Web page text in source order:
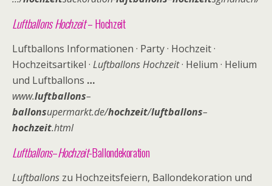
Luftballons Hochzeit– Hochzeit
Luftballons Informationen · Party · Hochzeit ·
Hochzeitsartikel · Luftballons Hochzeit· Helium · Helium
und Luftballons …
www.luftballons–
ballonsupermarkt.de/hochzeit/luftballons–
hochzeit.html
Luftballons–Hochzeit-Ballondekoration
Luftballons zu Hochzeitsfeiern, Ballondekoration und